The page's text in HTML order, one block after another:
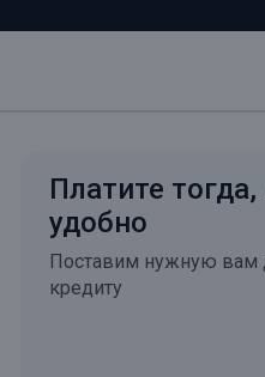
Платите
удобно
Поставим нужную вам
кредиту